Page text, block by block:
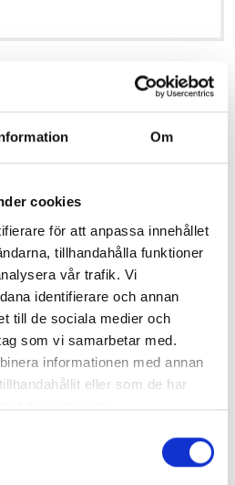
Om
cookies
för att anpassa innehållet
tillhandahålla funktioner
vår trafik. Vi
identifierare och annan
till de sociala medier och
som vi samarbetar med.
informationen med annan
eller som de har
deras tjänster.
5-PACK